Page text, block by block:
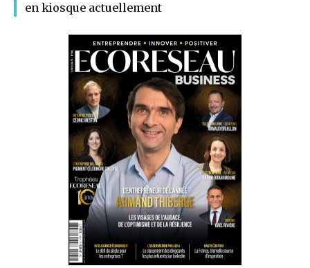
en kiosque actuellement